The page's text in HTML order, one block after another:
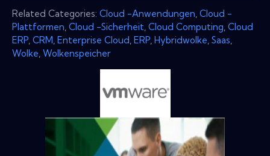
Related Categories: Cloud -Anwendungen Cloud -
Plattformen Cloud -Sicherheit Cloud Computing Cloud
ERP CRM Enterprise Cloud ERP Hybridwolke Saas
Wolke Wolkenspeicher